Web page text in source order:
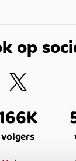
op
volgers